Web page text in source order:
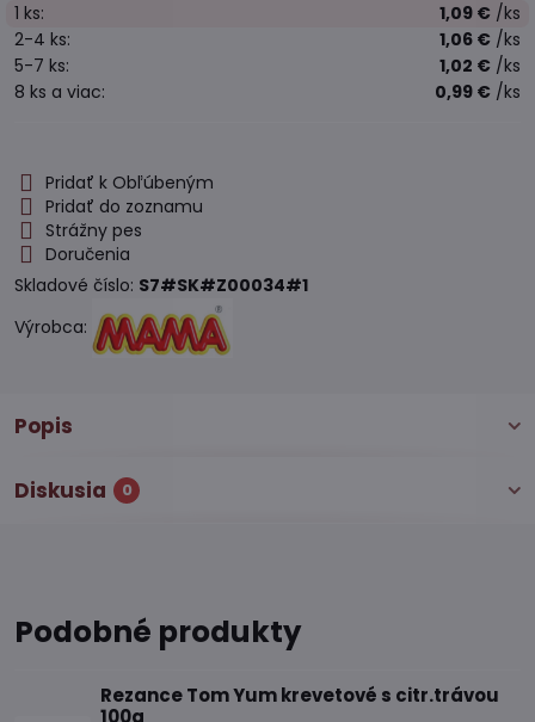
1 ks: 1,09 € /ks
2-4 ks: 1,06 € /ks
5-7 ks: 1,02 € /ks
8 ks a viac: 0,99 € /ks
Pridať k Obľúbeným
Pridať do zoznamu
Strážny pes
Doručenia
Skladové číslo: S7#SK#Z00034#1
Výrobca:
Popis
Diskusia 0
Podobné produkty
Rezance Tom Yum krevetové s citr.trávou
100g